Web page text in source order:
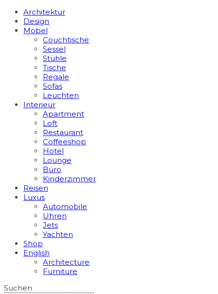
Architektur
Design
Möbel
Couchtische
Sessel
Stühle
Tische
Regale
Sofas
Leuchten
Interieur
Apart­ment
Loft
Restaurant
Coffeeshop
Hotel
Lounge
Büro
Kinderzimmer
Reisen
Luxus
Automobile
Uhren
Jets
Yachten
Shop
English
Architecture
Furniture
Suchen